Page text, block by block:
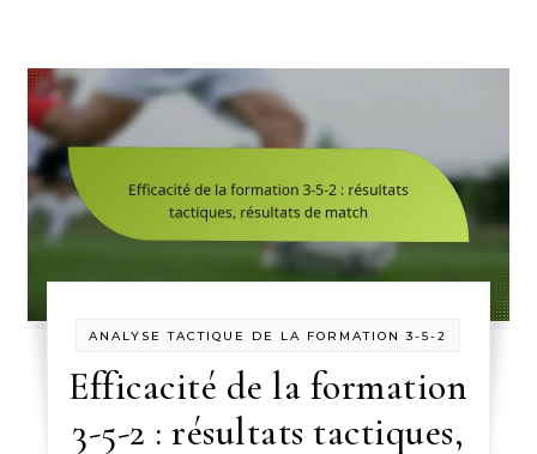
ANALYSE TACTIQUE DE LA FORMATION 3-5-2
Efficacité de la formation
3-5-2 : résultats tactiques,